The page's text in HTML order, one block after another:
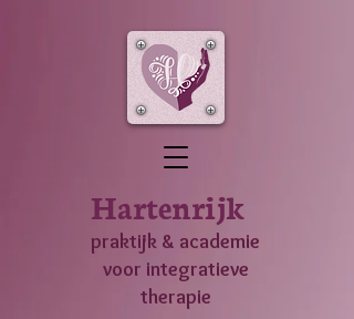
Hartenrijk
praktijk & academie
voor integratieve
therapie